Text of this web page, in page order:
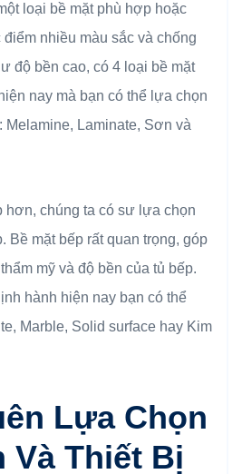
loại bề mặt phù hợp hoặc
nhiều màu sắc và chống
độ bền cao, có 4 loại bề mặt
nay mà bạn có thể lựa chọn
Melamine, Laminate, Sơn và
hơn, chúng ta có sư lựa chọn
Bề mặt bếp rất quan trọng, góp
mỹ và độ bền của tủ bếp.
hành hiện nay bạn có thể
Marble, Solid surface hay Kim
Lựa Chọn
Và Thiết Bị